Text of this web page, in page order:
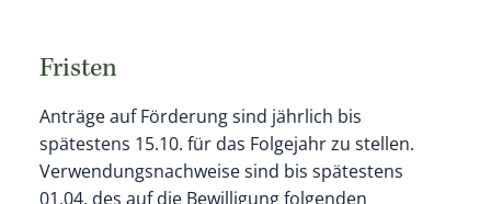
Fristen
Anträge auf Förderung sind jährlich bis
spätestens 15.10. für das Folgejahr zu stellen.
Verwendungsnachweise sind bis spätestens
01.04. des auf die Bewilligung folgenden